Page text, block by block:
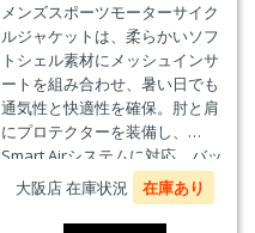
メンズスポーツモーターサイク
ルジャケットは、柔らかいソフ
トシェル素材にメッシュインサ
ートを組み合わせ、暑い日でも
通気性と快適性を確保。肘と肩
にプロテクターを装備し、
Smart Airシステムに対応。バッ
クプロテクターおよびチェスト
プロテクターにも対応していま
大阪店 在庫状況 在庫あり